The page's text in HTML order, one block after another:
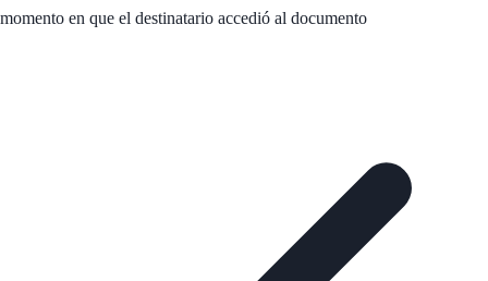
momento en que el destinatario accedió al documento